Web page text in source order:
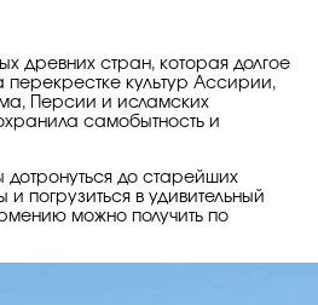
древних стран, которая долгое
культур Ассирии,
Персии и исламских
самобытность и
до старейших
и погрузиться в удивительный
можно получить по